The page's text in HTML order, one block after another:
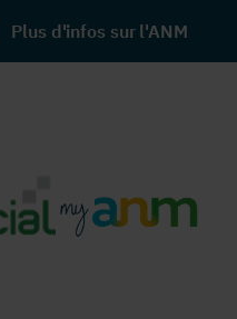
Plus d'infos sur l'ANM